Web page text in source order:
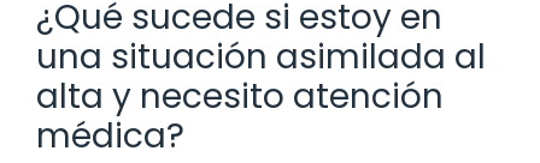
¿Qué sucede si estoy en
una situación asimilada al
alta y necesito atención
médica?